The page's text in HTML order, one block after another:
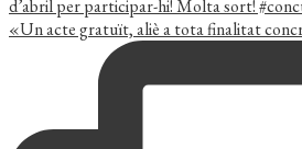
«Un acte gratuït, aliè a tota finalitat